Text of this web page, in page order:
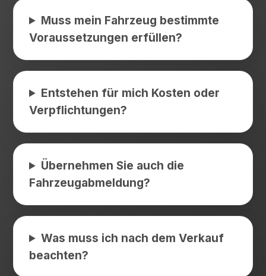
Muss mein Fahrzeug bestimmte
Voraussetzungen erfüllen?
Entstehen für mich Kosten oder
Verpflichtungen?
Übernehmen Sie auch die
Fahrzeugabmeldung?
Was muss ich nach dem Verkauf
beachten?